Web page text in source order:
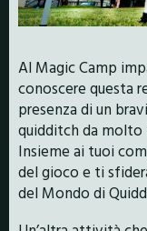
Al Magic Camp
conoscere questa
presenza di un
quidditch da
Insieme ai tuoi
del gioco e ti
del Mondo di